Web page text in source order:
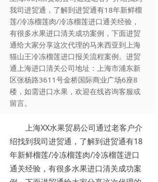
我司进贸通，了解到进贸通有18年新鲜榴
莲/冷冻榴莲肉/冷冻榴莲进口通关经验，
有很多水果进口清关成功案例，下面进贸
通给大家分享这次代理的马来西亚到上海
猫山王冷冻榴莲进口报关流程案例。进贸
通上海进口清关公司地址：上海市浦东新
区张杨路3611号金桥国际商业广场6座8
楼，如需进口水果，欢迎在线咨询客服或
留言。
上海XX水果贸易公司通过老客户介
绍找到我司进贸通，了解到进贸通有18
年新鲜榴莲/冷冻榴莲肉/冷冻榴莲进口
通关经验，有很多水果进口清关成功案